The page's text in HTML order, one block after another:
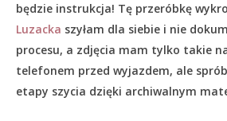
będzie instrukcja! Tę przeróbkę
Luzacka szyłam dla siebie i nie
procesu, a zdjęcia mam tylko takie
telefonem przed wyjazdem, ale
etapy szycia dzięki archiwalnym